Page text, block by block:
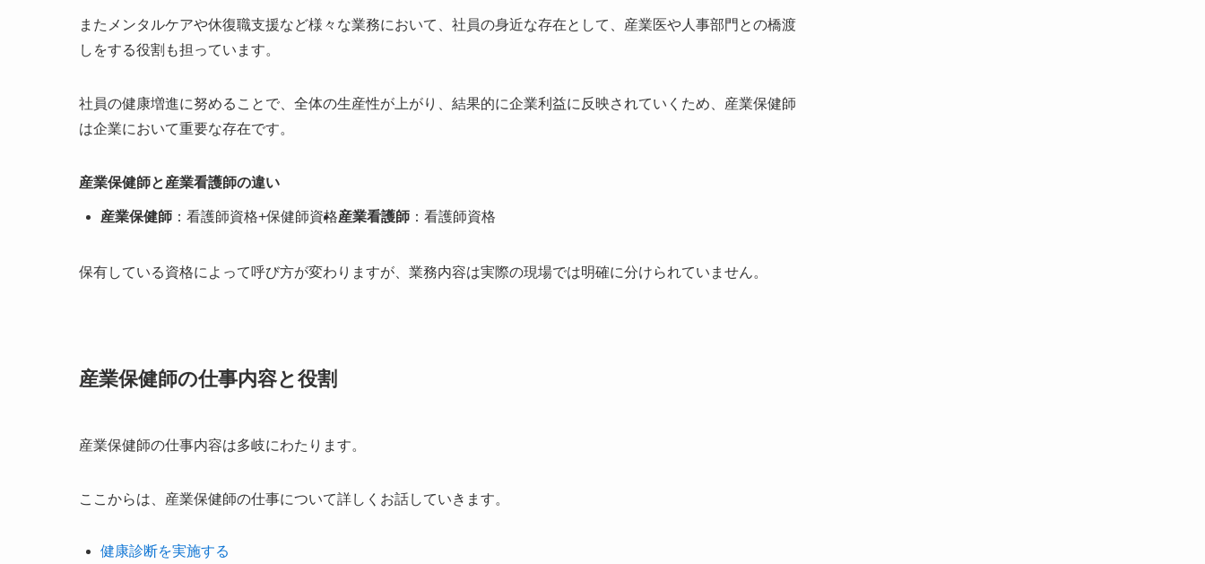
またメンタルケアや休復職支援など様々な業務において、社員の身近な存在として、産業医や人事部門との橋渡
しをする役割も担っています。
社員の健康増進に努めることで、全体の生産性が上がり、結果的に企業利益に反映されていくため、産業保健師
は企業において重要な存在です。
産業保健師と産業看護師の違い
産業保健師 ：看護師資格+保健師資格産業看護師 ：看護師資格
保有している資格によって呼び方が変わりますが、業務内容は実際の現場では明確に分けられていません。
産業保健師の仕事内容と役割
産業保健師の仕事内容は多岐にわたります。
ここからは、産業保健師の仕事について詳しくお話していきます。
健康診断を実施する